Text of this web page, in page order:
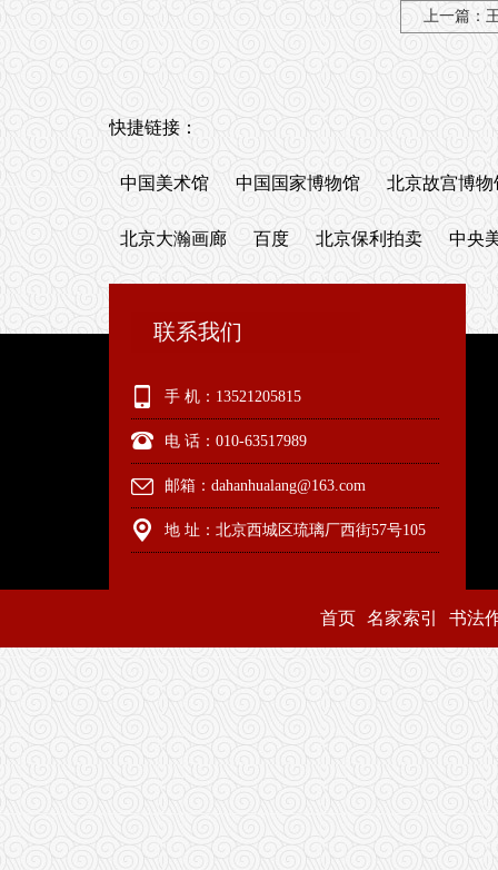
上一篇：
快捷链接：
中国美术馆 中国国家博物馆 北京故宫博物
北京大瀚画廊 百度 北京保利拍卖 中央
联系我们
手 机：13521205815
电 话：010-63517989
邮箱：dahanhualang@163.com
地 址：北京西城区琉璃厂西街57号105
首页 名家索引 书法